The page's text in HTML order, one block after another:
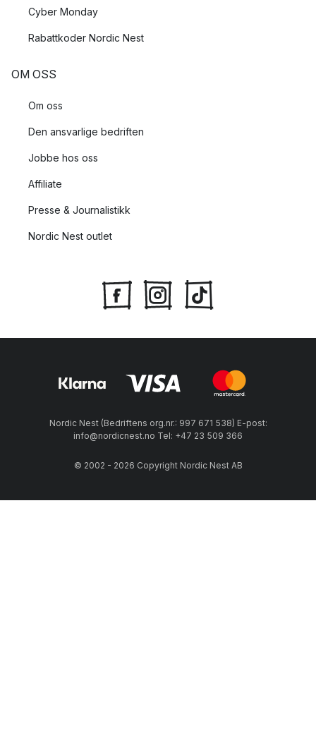
Cyber Monday
Rabattkoder Nordic Nest
OM OSS
Om oss
Den ansvarlige bedriften
Jobbe hos oss
Affiliate
Presse & Journalistikk
Nordic Nest outlet
Nordic Nest (Bedriftens org.nr.: 997 671 538) E-post:
info@nordicnest.no Tel: +47 23 509 366
© 2002 - 2026 Copyright Nordic Nest AB